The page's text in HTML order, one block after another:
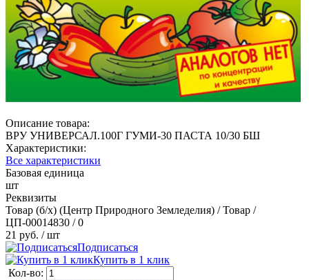
Описание товара:
ВРУ УНИВЕРСАЛ.100Г ГУМИ-30 ПАСТА 10/30 БШ
Характеристики:
Все характеристики
Базовая единица
шт
Реквизиты
Товар (б/х) (Центр Природного Земледелия) / Товар /
ЦП-00014830 / 0
21 руб. / шт
Подписаться
Купить в 1 клик
Кол-во: